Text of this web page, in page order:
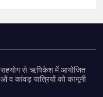
सहयोग से ऋषिकेश में आयोजित
व कांवड़ यात्रियों को कानूनी